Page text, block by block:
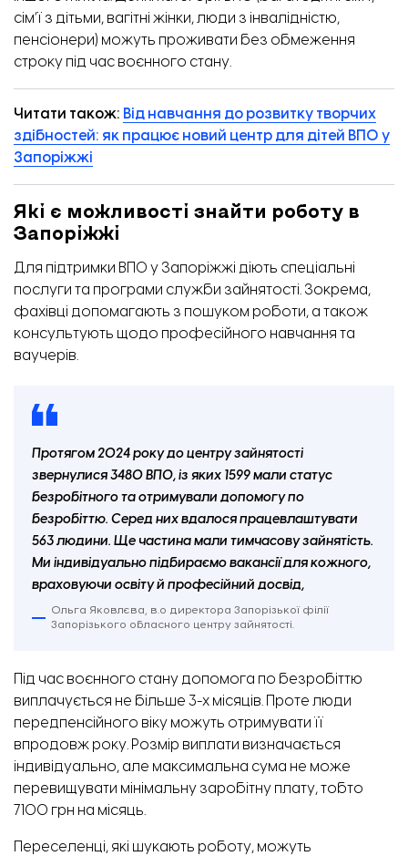
сім’ї з дітьми, вагітні жінки, люди з інвалідністю,
пенсіонери) можуть проживати без обмеження
строку під час воєнного стану.
Читати також: Від навчання до розвитку творчих
здібностей: як працює новий центр для дітей ВПО у
Запоріжжі
Які є можливості знайти роботу в
Запоріжжі
Для підтримки ВПО у Запоріжжі діють спеціальні
послуги та програми служби зайнятості. Зокрема,
фахівці допомагають з пошуком роботи, а також
консультують щодо професійного навчання та
ваучерів.
Протягом 2024 року до центру зайнятості
звернулися 3480 ВПО, із яких 1599 мали статус
безробітного та отримували допомогу по
безробіттю. Серед них вдалося працевлаштувати
563 людини. Ще частина мали тимчасову зайнятість.
Ми індивідуально підбираємо вакансії для кожного,
враховуючи освіту й професійний досвід,
Ольга Яковлєва, в.о директора Запорізької філії
Запорізького обласного центру зайнятості.
Під час воєнного стану допомога по безробіттю
виплачується не більше 3-х місяців. Проте люди
передпенсійного віку можуть отримувати її
впродовж року. Розмір виплати визначається
індивідуально, але максимальна сума не може
перевищувати мінімальну заробітну плату, тобто
7100 грн на місяць.
Переселенці, які шукають роботу, можуть